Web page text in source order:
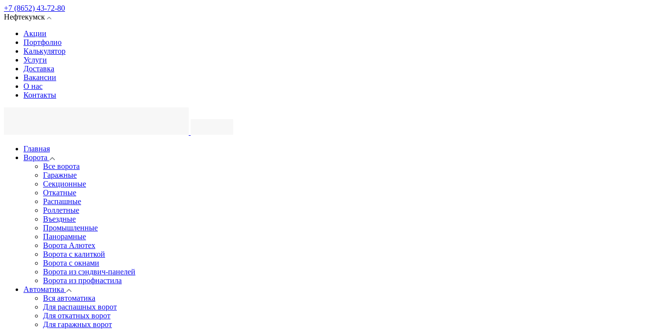
+7 (8652) 43-72-80
Нефтекумск
Акции
Портфолио
Калькулятор
Услуги
Доставка
Вакансии
О нас
Контакты
Главная
Ворота
Все ворота
Гаражные
Секционные
Откатные
Распашные
Роллетные
Въездные
Промышленные
Панорамные
Ворота Алютех
Ворота с калиткой
Ворота c окнами
Ворота из сэндвич-панелей
Ворота из профнастила
Автоматика
Вся автоматика
Для распашных ворот
Для откатных ворот
Для гаражных ворот